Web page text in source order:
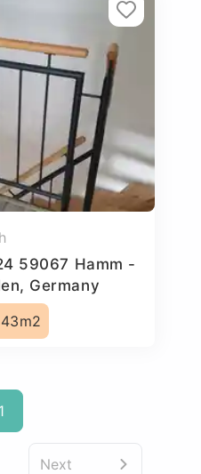
59067 Hamm -
Germany
1
Next